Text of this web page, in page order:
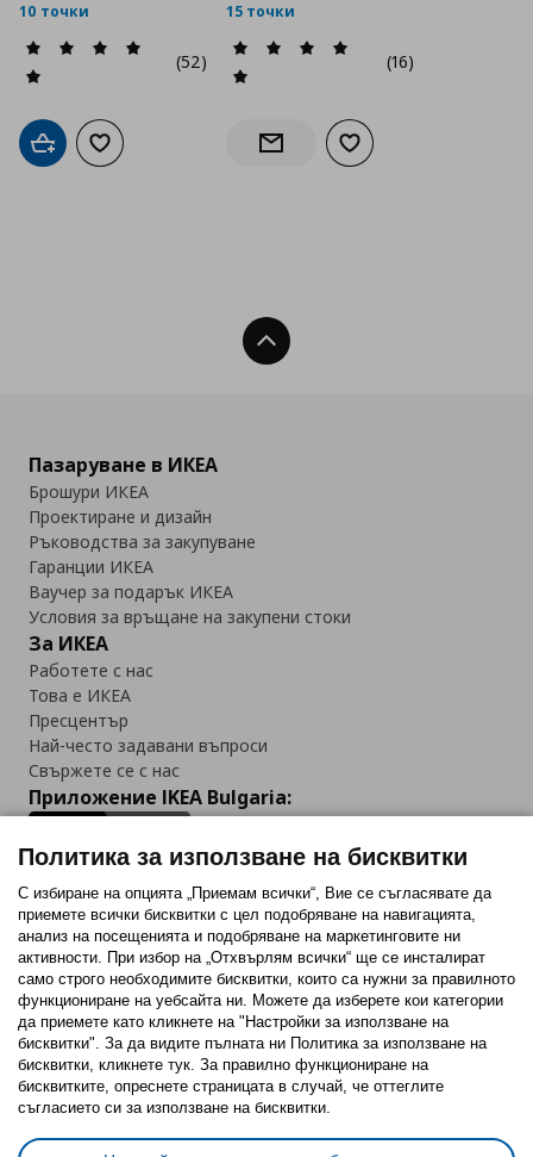
10 точки
(52)
Добави в кошницата
Добави към списъка с любими
15 точки
(16)
Информирай ме за наличност
Добави към списъка
Нагоре
Пазаруване в ИКЕА
Брошури ИКЕА
Проектиране и дизайн
Ръководства за закупуване
Гаранции ИКЕА
Ваучер за подарък ИКЕА
Условия за връщане на закупени стоки
За ИКЕА
Работете с нас
Това е ИКЕА
Пресцентър
Най-често задавани въпроси
Свържете се с нас
Приложение IKEA Bulgaria:
Последвайте ни:
FacebookTwitterYoutubePinterestInstagram
Политика за използване на бисквитки (Cookies)
Избор на настройки за използване на бисквитки
Политика за използване на бисквитки
С избиране на опцията „Приемам всички“, Вие се съгласявате да
приемете всички бисквитки с цел подобряване на навигацията,
анализ на посещенията и подобряване на маркетинговите ни
активности. При избор на „Отхвърлям всички“ ще се инсталират
само строго необходимитe бисквитки, които са нужни за правилното
функциониране на уебсайта ни. Можете да изберете кои категории
да приемете като кликнете на "Настройки за използване на
бисквитки". За да видите пълната ни Политика за използване на
бисквитки, кликнете тук. За правилно функциониране на
бисквитките, опреснете страницата в случай, че оттеглите
съгласието си за използване на бисквитки.